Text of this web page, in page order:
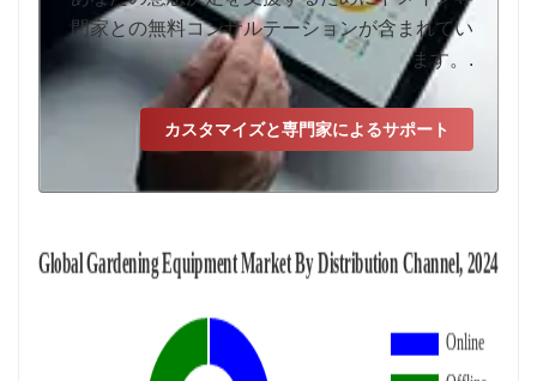
門家との無料コンサルテーションが含まれてい
ます。.
カスタマイズと専門家によるサポート